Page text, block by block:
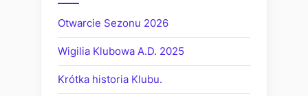
Otwarcie Sezonu 2026
Wigilia Klubowa A.D. 2025
Krótka historia Klubu.